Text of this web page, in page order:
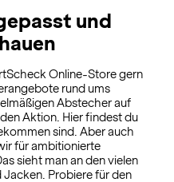
und
Online-Store gern
rund ums
Abstecher auf
Aktion. Hier findest du
sind. Aber auch
für ambitionierte
sieht man an den vielen
Probiere für den